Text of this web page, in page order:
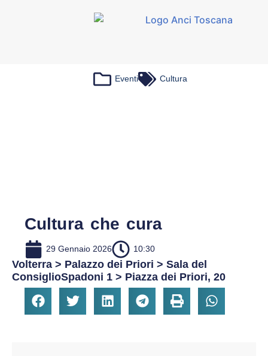
Eventi Cultura
Cultura che cura
29 Gennaio 2026 10:30
Volterra > Palazzo dei Priori > Sala del
ConsiglioSpadoni 1 > Piazza dei Priori, 20